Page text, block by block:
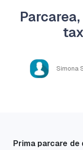
Simona
Prima parcare de